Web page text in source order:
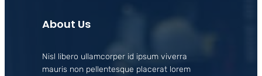
About Us
Nisl libero ullamcorper id ipsum viverra
mauris non pellentesque placerat lorem